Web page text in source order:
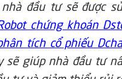
đầu tư sẽ được
chứng khoán
tích cổ phiếu
sẽ giúp nhà đầu tư